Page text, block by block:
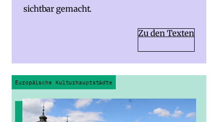
sichtbar gemacht.
Zu den Texten
Europäische Kulturhauptstädte